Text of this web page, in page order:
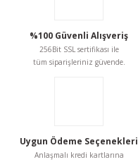
%100 Güvenli Alışveriş
256Bit SSL sertifikası ile
tüm siparişleriniz güvende.
Uygun Ödeme Seçenekleri
Anlaşmalı kredi kartlarına